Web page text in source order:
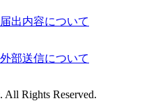
出内容について
部送信について
Rights Reserved.